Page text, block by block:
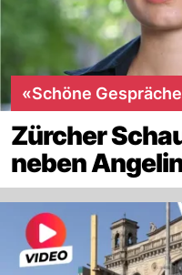
«Schöne
Zürcher
neben